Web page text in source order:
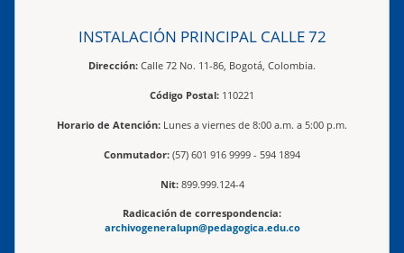
INSTALACIÓN PRINCIPAL CALLE 72
Dirección: Calle 72 No. 11-86, Bogotá, Colombia.
Código Postal: 110221
Horario de Atención: Lunes a viernes de 8:00 a.m. a 5:00 p.m.
Conmutador: (57) 601 916 9999 - 594 1894
Nit:899.999.124-4
Radicación de correspondencia:
archivogeneralupn@pedagogica.edu.co